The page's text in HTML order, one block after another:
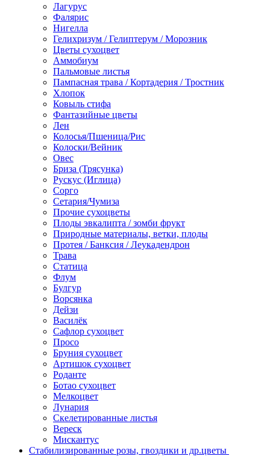
Лагурус
Фалярис
Нигелла
Гелихризум / Гелиптерум / Морозник
Цветы сухоцвет
Аммобиум
Пальмовые листья
Пампасная трава / Кортадерия / Тростник
Хлопок
Ковыль стифа
Фантазийные цветы
Лен
Колосья/Пшеница/Рис
Колоски/Вейник
Овес
Бриза (Трясунка)
Рускус (Иглица)
Сорго
Сетария/Чумиза
Прочие сухоцветы
Плоды эвкалипта / зомби фрукт
Природные материалы, ветки, плоды
Протея / Банксия / Леукадендрон
Трава
Статица
Флум
Булгур
Ворсянка
Дейзи
Василёк
Сафлор сухоцвет
Просо
Бруния сухоцвет
Артишок сухоцвет
Роданте
Ботао сухоцвет
Мелкоцвет
Лунария
Скелетированные листья
Вереск
Мискантус
Стабилизированные розы, гвоздики и др.цветы